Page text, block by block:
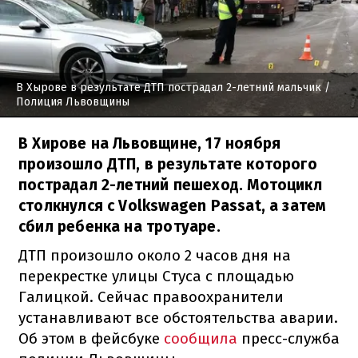
В Хырове в результате ДТП пострадал 2-летний мальчик/
Полиция Львовщины
В Хирове на Львовщине, 17 ноября
произошло ДТП, в результате которого
пострадал 2-летний пешеход. Мотоцикл
столкнулся с Volkswagen Passat, а затем
сбил ребенка на тротуаре.
ДТП произошло около 2 часов дня на
перекрестке улицы Стуса с площадью
Галицкой. Сейчас правоохранители
устанавливают все обстоятельства аварии.
Об этом в фейсбуке сообщила пресс-служба